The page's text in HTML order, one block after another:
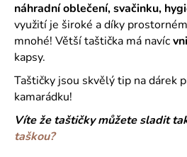
náhradní oblečení, svačinku,
využití je široké a díky
mnohé! Větší taštička má navíc
kapsy.
Taštičky jsou skvělý tip na dárek
kamarádku!
Víte že taštičky můžete sladit
taškou?
u
č
u
j
e
m
e